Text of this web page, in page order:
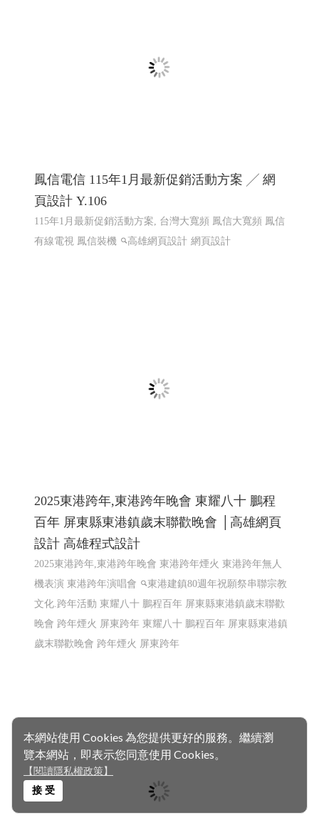
本網站使用 Cookies 為您提供更好的服務。繼續瀏
覽本網站，即表示您同意使用 Cookies。
【閱讀隱私權政策】
接 受
鳳信電信 115年1月最新促銷活動方案 ╱ 網
頁設計 Y.106
115年1月最新促銷活動方案, 台灣大寬頻 鳳信大寬頻 鳳信
有線電視 鳳信裝機
高雄網頁設計 網頁設計
2025東港跨年,東港跨年晚會 東耀八十 鵬程
百年 屏東縣東港鎮歲末聯歡晚會 │高雄網頁
設計 高雄程式設計
2025東港跨年,東港跨年晚會 東港跨年煙火 東港跨年無人
機表演 東港跨年演唱會
東港建鎮80週年祝願祭串聯宗教
文化.跨年活動 東耀八十 鵬程百年 屏東縣東港鎮歲末聯歡
晚會 跨年煙火 屏東跨年東耀八十 鵬程百年 屏東縣東港鎮
歲末聯歡晚會 跨年煙火 屏東跨年